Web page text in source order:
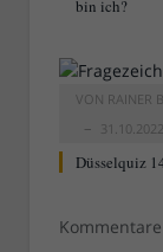
bin ich?
VON RAINER
31.10.2022
Düsselquiz